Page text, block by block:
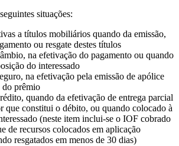
situações:
a títulos mobiliários quando da emissão,
ou resgate destes títulos
na efetivação do pagamento ou quando
do interessado
na efetivação pela emissão de apólice
do prêmio
quando da efetivação de entrega parcial
que constitui o débito, ou quando colocado à
(neste item inclui-se o IOF cobrado
de recursos colocados em aplicação
resgatados em menos de 30 dias)